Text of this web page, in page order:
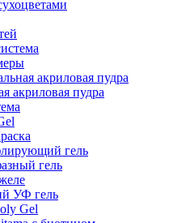
акриловая пудра
акриловая пудра
гель
гель
УФ гель
Gel